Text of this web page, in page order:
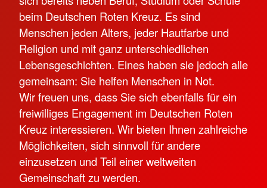
beim Deutschen Roten Kreuz. Es sind
Menschen jeden Alters, jeder Hautfarbe und
Religion und mit ganz unterschiedlichen
Lebensgeschichten. Eines haben sie jedoch alle
gemeinsam: Sie helfen Menschen in Not.
Wir freuen uns, dass Sie sich ebenfalls für ein
freiwilliges Engagement im Deutschen Roten
Kreuz interessieren. Wir bieten Ihnen zahlreiche
Möglichkeiten, sich sinnvoll für andere
einzusetzen und Teil einer weltweiten
Gemeinschaft zu werden.